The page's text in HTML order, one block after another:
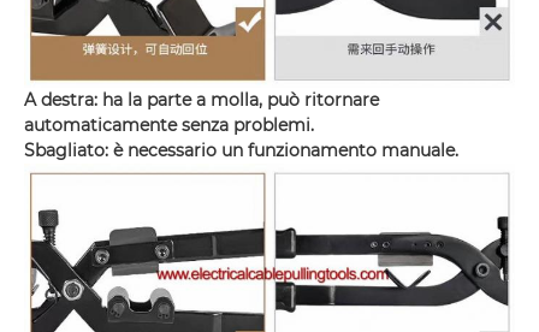
A destra: ha la parte a molla, può ritornare
automaticamente senza problemi.
Sbagliato: è necessario un funzionamento manuale.